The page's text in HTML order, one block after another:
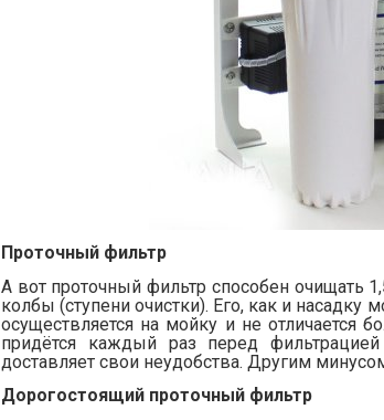
Проточный фильтр
А вот проточный фильтр способен очищать
колбы (ступени очистки). Его, как и
осуществляется на мойку и не отличается
придётся каждый раз перед
доставляет свои неудобства. Другим
Дорогостоящий проточный фильтр